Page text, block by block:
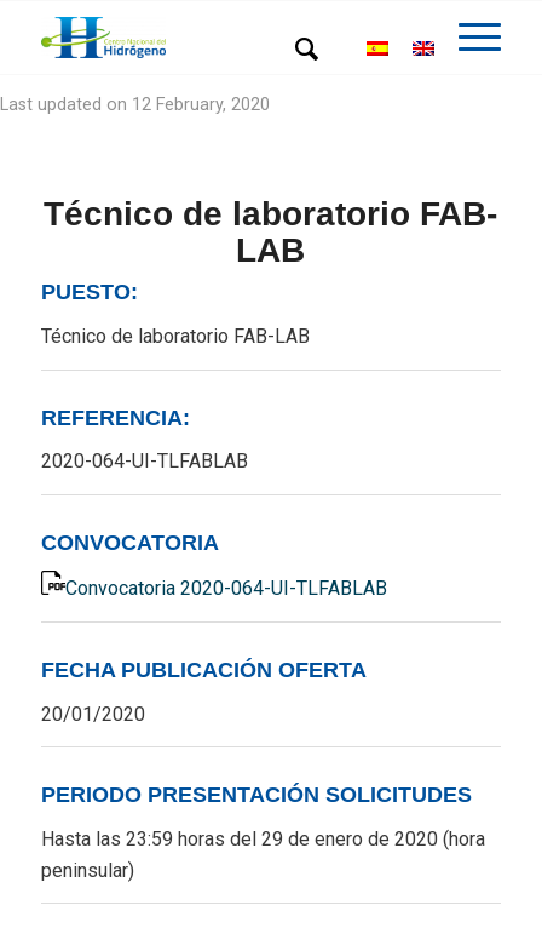
Last updated on 12 February, 2020
Técnico de laboratorio FAB-
LAB
PUESTO:
Técnico de laboratorio FAB-LAB
REFERENCIA:
2020-064-UI-TLFABLAB
CONVOCATORIA
Convocatoria 2020-064-UI-TLFABLAB
FECHA PUBLICACIÓN OFERTA
20/01/2020
PERIODO PRESENTACIÓN SOLICITUDES
Hasta las 23:59 horas del 29 de enero de 2020 (hora
peninsular)